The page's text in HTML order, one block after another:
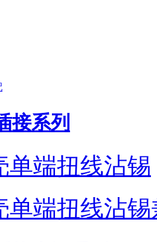
接系列
单端扭线沾锡
单端扭线沾